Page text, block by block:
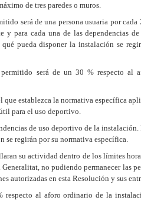
de tres paredes o muros.
será de una persona usuaria por cada
para cada una de las dependencias
pueda disponer la instalación se
será de un 30 % respecto al
establezca la normativa específica
para el uso deportivo.
de uso deportivo de la instalación.
se regirán por su normativa específica.
su actividad dentro de los límites
no pudiendo permanecer las
autorizadas en esta Resolución y sus
al aforo ordinario de la